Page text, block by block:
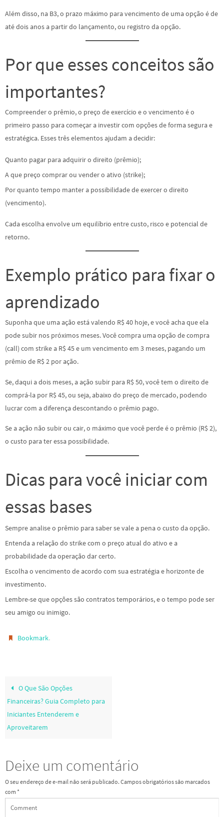
Além disso, na B3, o prazo máximo para vencimento de uma opção é de
até dois anos a partir do lançamento, ou registro da opção.
Por que esses conceitos são
importantes?
Compreender o prêmio, o preço de exercício e o vencimento é o
primeiro passo para começar a investir com opções de forma segura e
estratégica. Esses três elementos ajudam a decidir:
Quanto pagar para adquirir o direito (prêmio);
A que preço comprar ou vender o ativo (strike);
Por quanto tempo manter a possibilidade de exercer o direito
(vencimento).
Cada escolha envolve um equilíbrio entre custo, risco e potencial de
retorno.
Exemplo prático para fixar o
aprendizado
Suponha que uma ação está valendo R$ 40 hoje, e você acha que ela
pode subir nos próximos meses. Você compra uma opção de compra
(call) com strike a R$ 45 e um vencimento em 3 meses, pagando um
prêmio de R$ 2 por ação.
Se, daqui a dois meses, a ação subir para R$ 50, você tem o direito de
comprá-la por R$ 45, ou seja, abaixo do preço de mercado, podendo
lucrar com a diferença descontando o prêmio pago.
Se a ação não subir ou cair, o máximo que você perde é o prêmio (R$ 2),
o custo para ter essa possibilidade.
Dicas para você iniciar com
essas bases
Sempre analise o prêmio para saber se vale a pena o custo da opção.
Entenda a relação do strike com o preço atual do ativo e a
probabilidade da operação dar certo.
Escolha o vencimento de acordo com sua estratégia e horizonte de
investimento.
Lembre-se que opções são contratos temporários, e o tempo pode ser
seu amigo ou inimigo.
Bookmark.
O Que São Opções
Financeiras? Guia Completo para
Iniciantes Entenderem e
Aproveitarem
Deixe um comentário
O seu endereço de e-mail não será publicado. Campos obrigatórios são marcados
com *